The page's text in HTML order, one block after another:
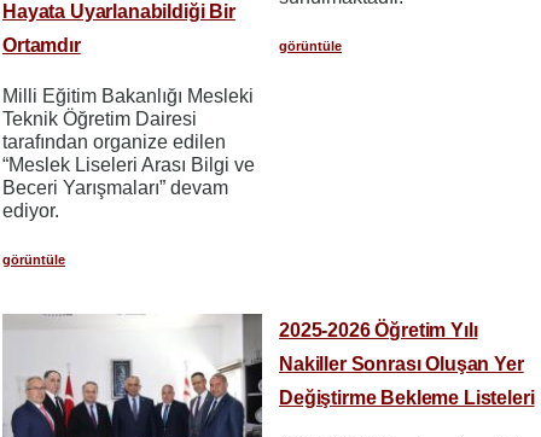
Hayata Uyarlanabildiği Bir
Ortamdır
Milli Eğitim Bakanlığı Mesleki
Teknik Öğretim Dairesi
tarafından organize edilen
“Meslek Liseleri Arası Bilgi ve
Beceri Yarışmaları” devam
ediyor.
görüntüle
görüntüle
2025-2026 Öğretim Yılı
Nakiller Sonrası Oluşan Yer
Değiştirme Bekleme Listeleri